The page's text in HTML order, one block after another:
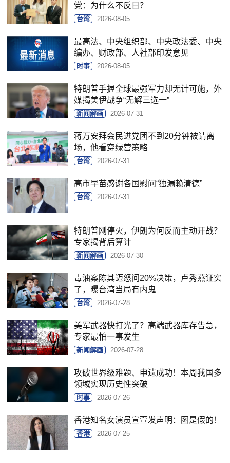
党：为什么不反日？
台湾 2026-08-05
最高法、中央组织部、中央政法委、中央
编办、财政部、人社部印发意见
时事 2026-08-05
特朗普手握全球最强军力却无计可施，外
媒揭美伊战争“无解三选一”
新闻解画 2026-07-31
蒋万安拜会民进党团不到20分钟被请离
场，他看穿绿营策略
台湾 2026-07-31
高市早苗感谢各国慰问“独漏赖清德”
台湾 2026-07-31
特朗普刚停火，伊朗为何反而主动开战？
专家揭背后算计
新闻解画 2026-07-30
毒油案陈其迈怒问20%决策，卢秀燕证实
了，曝台湾当局有内鬼
台湾 2026-07-28
美军武器快打光了？高端武器库存告急，
专家最怕一事发生
新闻解画 2026-07-28
攻破世界级难题、申遗成功！本周我国多
领域实现历史性突破
时事 2026-07-26
香港知名女演员宣萱发声明：图是假的！
香港 2026-07-25